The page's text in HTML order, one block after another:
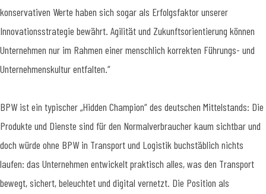
konservativen Werte haben sich sogar als Erfolgsfaktor unserer
Innovationsstrategie bewährt. Agilität und Zukunftsorientierung können
Unternehmen nur im Rahmen einer menschlich korrekten Führungs- und
Unternehmenskultur entfalten.“
BPW ist ein typischer „Hidden Champion“ des deutschen Mittelstands: Die
Produkte und Dienste sind für den Normalverbraucher kaum sichtbar und
doch würde ohne BPW in Transport und Logistik buchstäblich nichts
laufen: das Unternehmen entwickelt praktisch alles, was den Transport
bewegt, sichert, beleuchtet und digital vernetzt. Die Position als